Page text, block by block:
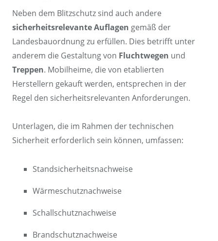
Neben dem Blitzschutz sind auch andere
sicherheitsrelevante Auflagen gemäß der
Landesbauordnung zu erfüllen. Dies betrifft unter
anderem die Gestaltung von Fluchtwegen und
Treppen. Mobilheime, die von etablierten
Herstellern gekauft werden, entsprechen in der
Regel den sicherheitsrelevanten Anforderungen.
Unterlagen, die im Rahmen der technischen
Sicherheit erforderlich sein können, umfassen:
Standsicherheitsnachweise
Wärmeschutznachweise
Schallschutznachweise
Brandschutznachweise